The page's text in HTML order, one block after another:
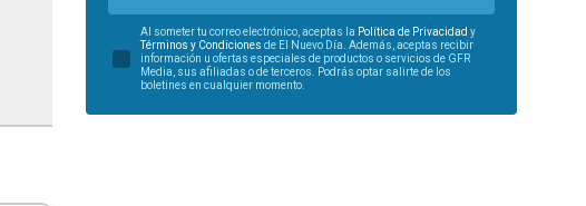
Al someter tu correo electrónico, aceptas la Política de Privacidad y
Términos y Condiciones de El Nuevo Día. Además, aceptas recibir
información u ofertas especiales de productos o servicios de GFR
Media, sus afiliadas o de terceros. Podrás optar salirte de los
boletines en cualquier momento.